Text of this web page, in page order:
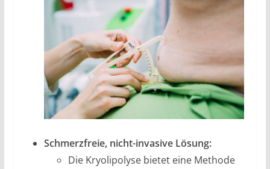
Schmerzfreie, nicht-invasive Lösung:
Die Kryolipolyse bietet eine Methode